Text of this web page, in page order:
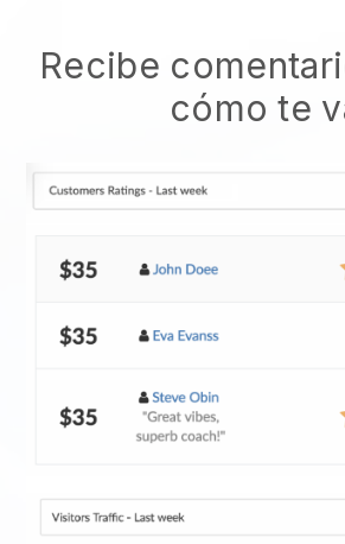
Recibe
cómo te